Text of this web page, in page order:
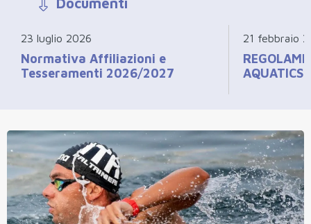
23 luglio 2026
Normativa Affiliazioni e
Tesseramenti 2026/2027
21 febbraio
AQUATICS